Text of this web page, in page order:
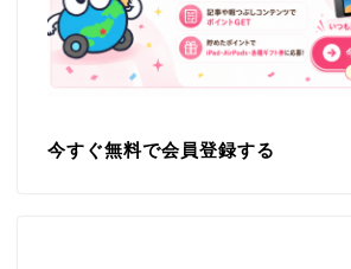
今すぐ無料で会員登録する